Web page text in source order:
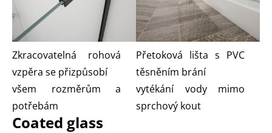
Zkracovatelná rohová
vzpěra se přizpůsobí
všem rozměrům a
potřebám
Přetoková lišta s PVC
těsněním brání
vytékání vody mimo
sprchový kout
Coated glass